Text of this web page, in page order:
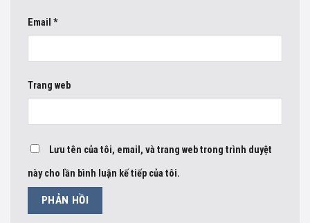
Email *
Trang web
Lưu tên của tôi, email, và trang web trong trình duyệt
này cho lần bình luận kế tiếp của tôi.